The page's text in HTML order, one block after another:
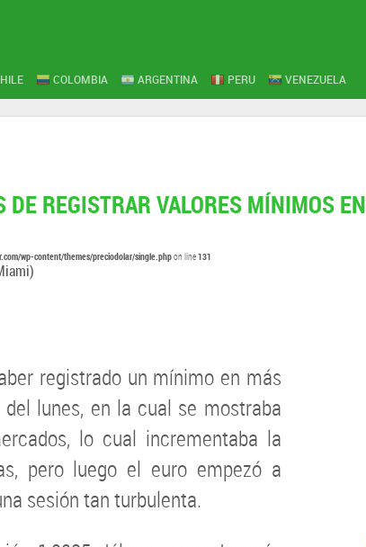
COLOMBIA ARGENTINA PERU VENEZUELA
DE REGISTRAR VALORES MÍNIMOS EN
wp-content/themes/preciodolar/single.phpon line131
registrado un mínimo en más
lunes, en la cual se mostraba
lo cual incrementaba la
pero luego el euro empezó a
sesión tan turbulenta.